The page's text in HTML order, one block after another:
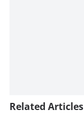
Related Articles